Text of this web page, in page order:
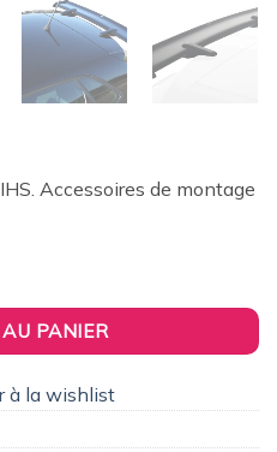
Accessoires de montage
pour VW Polo 6R
PANIER
à la wishlist